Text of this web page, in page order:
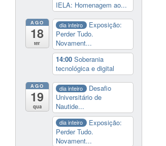
IELA: Homenagem ao...
AGO
18
ter
dia inteiro
Exposição:
Perder Tudo.
Novament...
14:00 Soberania
tecnológica e digital
AGO
19
qua
dia inteiro
Desafio
Universitário de
Nautide...
dia inteiro
Exposição:
Perder Tudo.
Novament...